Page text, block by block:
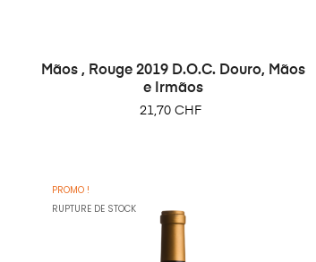
Mãos , Rouge 2019 D.O.C. Douro, Mãos
e Irmãos
Prix
21,70 CHF
PROMO !
RUPTURE DE STOCK